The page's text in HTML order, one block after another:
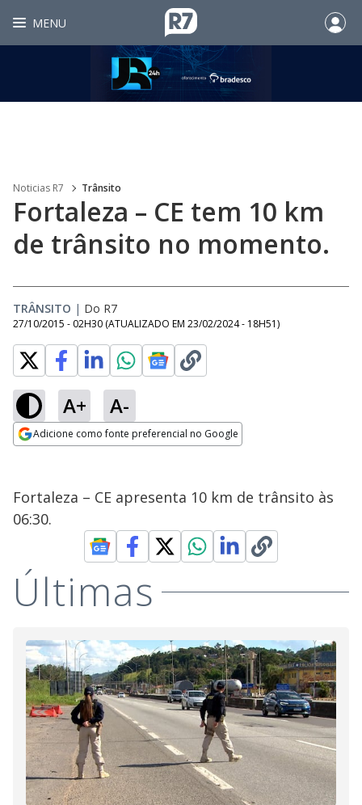
MENU
Noticias R7 Trânsito
Fortaleza – CE tem 10 km
de trânsito no momento.
TRÂNSITO | Do R7
27/10/2015 - 02H30 (ATUALIZADO EM 23/02/2024 - 18H51)
A+ A-
Adicione como fonte preferencial no Google
Fortaleza – CE apresenta 10 km de trânsito às
06:30.
Últimas